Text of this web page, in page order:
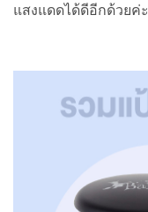
แสงแดดได้ดีอีกด้วยค่ะ